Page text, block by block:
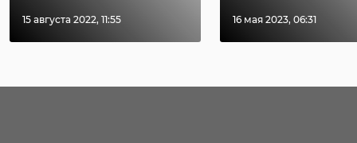
15 августа 2022, 11:55 16 мая 2023, 06:31